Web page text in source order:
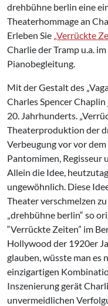
drehbühne berlin eine
Theaterhommage an
Erleben Sie „Verrückte
Charlie der Tramp u.a.
Pianobegleitung.
Mit der Gestalt des
Charles Spencer
20. Jahrhunderts.
Theaterproduktion der
Verbeugung vor vor
Pantomimen, Regisseur
Allein die Idee,
ungewöhnlich. Diese
Theater verschmelzen
„drehbühne berlin“ so
“Verrückte Zeiten” im
Hollywood der 1920er
glauben, wüsste man es
einzigartigen
Inszenierung gerät
unvermeidlichen